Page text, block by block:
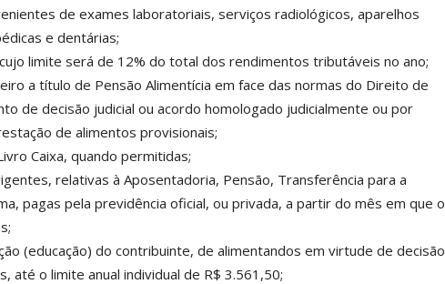
de exames laboratoriais, serviços radiológicos, aparelhos
e dentárias;
limite será de 12% do total dos rendimentos tributáveis no ano;
a título de Pensão Alimentícia em face das normas do Direito de
de decisão judicial ou acordo homologado judicialmente ou por
de alimentos provisionais;
Caixa, quando permitidas;
relativas à Aposentadoria, Pensão, Transferência para a
pagas pela previdência oficial, ou privada, a partir do mês em que o
(educação) do contribuinte, de alimentandos em virtude de decisão
até o limite anual individual de R$ 3.561,50;